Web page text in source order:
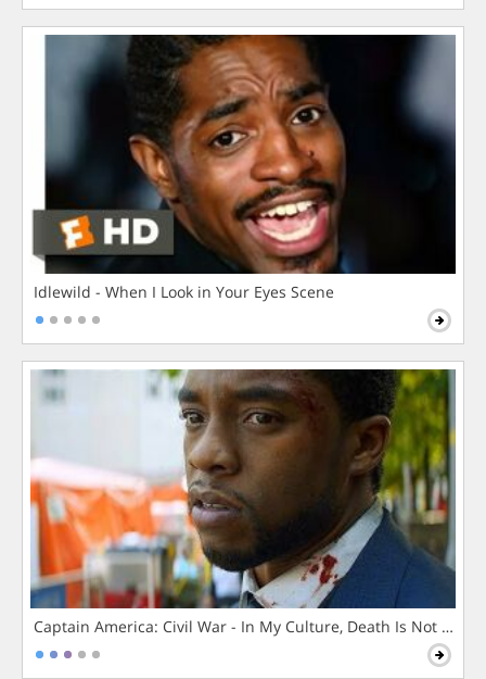
Idlewild - When I Look in Your Eyes Scene
Captain America: Civil War - In My Culture, Death Is Not The